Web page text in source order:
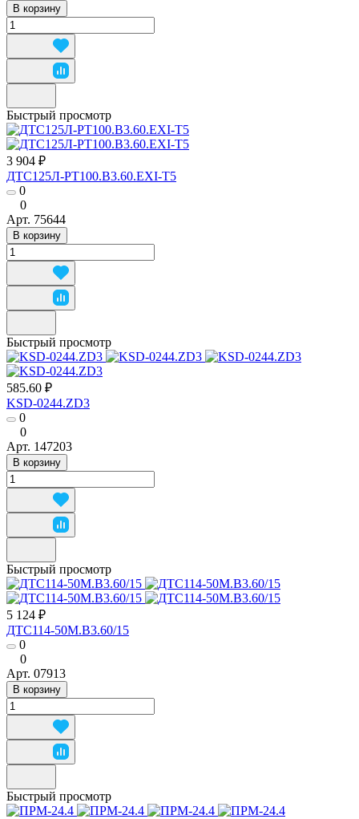
В корзину
Быстрый просмотр
3 904 ₽
ДТС125Л-РТ100.В3.60.ЕХI-Т5
0
0
Арт. 75644
В корзину
Быстрый просмотр
585.60 ₽
KSD-0244.ZD3
0
0
Арт. 147203
В корзину
Быстрый просмотр
5 124 ₽
ДТС114-50М.В3.60/15
0
0
Арт. 07913
В корзину
Быстрый просмотр